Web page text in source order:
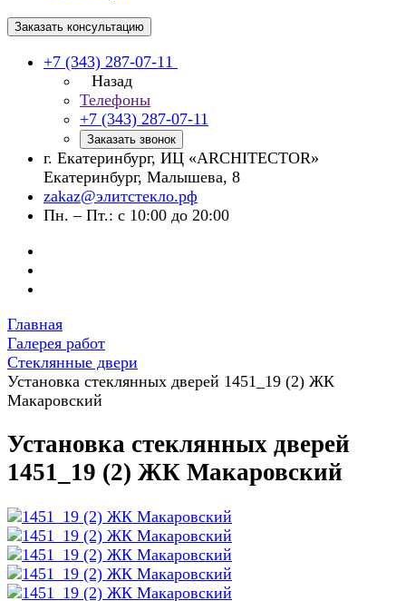
Заказать консультацию
+7 (343) 287-07-11
Назад
Телефоны
+7 (343) 287-07-11
Заказать звонок
г. Екатеринбург, ИЦ «ARCHITECTOR»
Екатеринбург, Малышева, 8
zakaz@элитстекло.рф
Пн. – Пт.: с 10:00 до 20:00
Главная
Галерея работ
Стеклянные двери
Установка стеклянных дверей 1451_19 (2) ЖК
Макаровский
Установка стеклянных дверей
1451_19 (2) ЖК Макаровский